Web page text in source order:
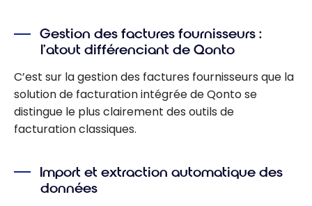
Gestion des factures fournisseurs :
l’atout différenciant de Qonto
C’est sur la gestion des factures fournisseurs que la
solution de facturation intégrée de Qonto se
distingue le plus clairement des outils de
facturation classiques.
Import et extraction automatique des
données